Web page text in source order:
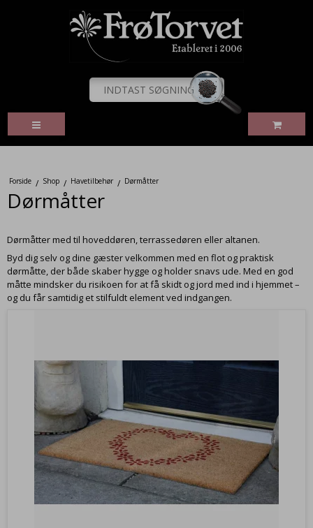
Forside / Shop / Havetilbehør / Dørmåtter
Dørmåtter
Dørmåtter med til hoveddøren, terrassedøren eller altanen.
Byd dig selv og dine gæster velkommen med en flot og praktisk
dørmåtte, der både skaber hygge og holder snavs ude. Med en god
måtte mindsker du risikoen for at få skidt og jord med ind i hjemmet –
og du får samtidig et stilfuldt element ved indgangen.